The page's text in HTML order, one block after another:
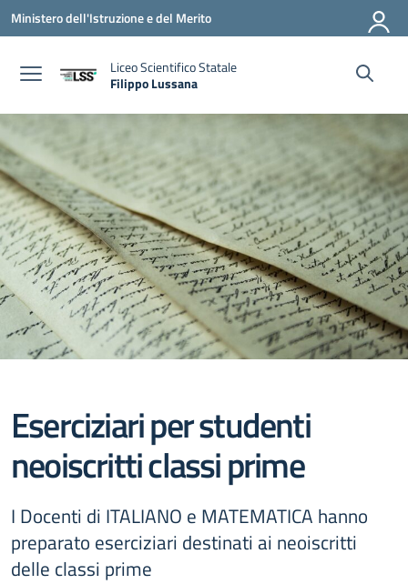
Vai ai contenuti
Vai al menu di navigazione
Vai al footer
Ministero dell'Istruzione e del Merito
Liceo Scientifico Statale
Filippo Lussana
Eserciziari per studenti
neoiscritti classi prime
I Docenti di ITALIANO e MATEMATICA hanno
preparato eserciziari destinati ai neoiscritti
delle classi prime